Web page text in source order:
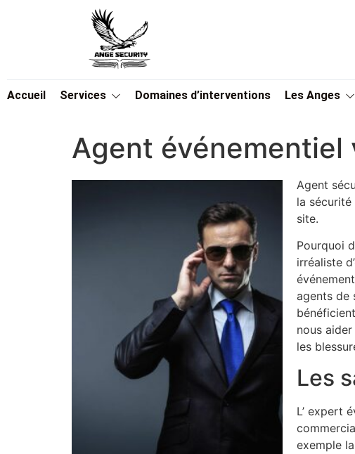
Accueil Services Domaines d’interventions Les Anges
Agent événementiel
Agent
la
site.
Pourquoi
irréaliste
agents de
nous
les
Les
L’ expert
exemple